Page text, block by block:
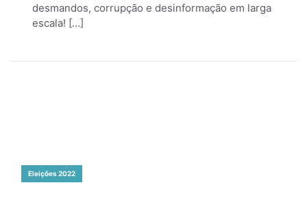
desmandos, corrupção e desinformação em larga
escala! […]
Eleições 2022